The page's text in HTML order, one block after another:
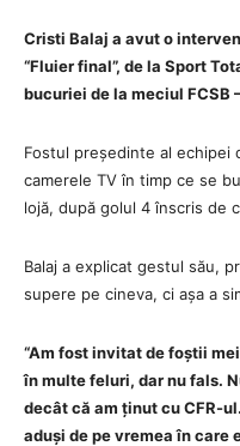
Cristi Balaj a avut o
“Fluier final”, de la Sport
bucuriei de la meciul FCSB
Fostul președinte al echipei
camerele TV în timp ce se
lojă, după golul 4 înscris de
Balaj a explicat gestul său,
supere pe cineva, ci așa a
“Am fost invitat de foștii
în multe feluri, dar nu fals.
decât că am ținut cu CFR-
aduși de pe vremea în care